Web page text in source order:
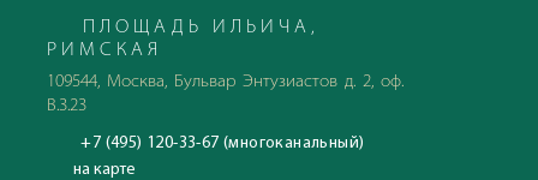
ПЛОЩАДЬ ИЛЬИЧА,
РИМСКАЯ
109544, Москва, Бульвар Энтузиастов д. 2, оф.
В.3.23
+7 (495) 120-33-67 (многоканальный)
на карте